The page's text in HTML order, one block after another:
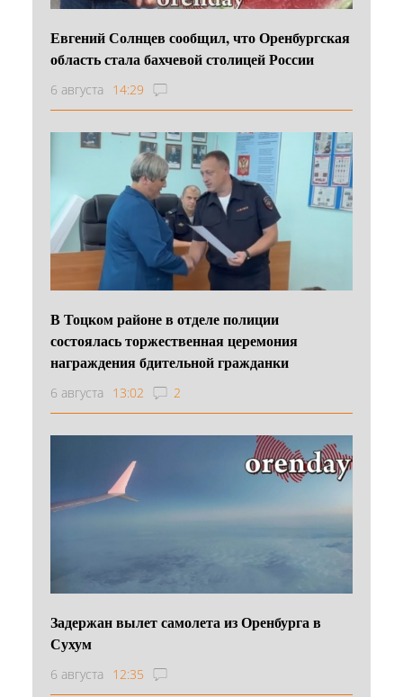
Евгений Солнцев сообщил, что Оренбургская
область стала бахчевой столицей России
6 августа 14:29
В Тоцком районе в отделе полиции
состоялась торжественная церемония
награждения бдительной гражданки
6 августа 13:02 2
Задержан вылет самолета из Оренбурга в
Сухум
6 августа 12:35